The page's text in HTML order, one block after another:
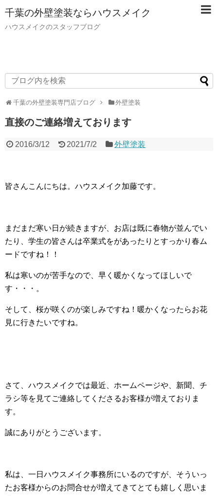
千葉の外壁塗装ならハウスメイク
ハウスメイクのスタッフブログ
千葉の外壁塗装専門店ブログ 外壁塗装
直接のご連絡増えております
2016/3/12 2021/7/2 外壁塗装
皆さんこんにちは。ハウスメイク加藤です。
まだまだ寒い日が続きますが、お店は既に春物が並んでい
たり、学生の皆さんは卒業式をがあったりとすっかり春ム
ードですね！！
私は寒いのが苦手なので、早く暖かくなってほしいで
す・・・。
そして、桜が咲くのが楽しみですね！暖かくなったらお花
見に行きたいですね。
さて、ハウスメイクでは最近、ホームページや、新聞、チ
ラシ等を見てご連絡してくださるお客様が増えておりま
す。
誠にありがとうございます。
私は、一日ハウスメイク事務所にいるのですが、そういっ
たお客様からのお問合せが増えてきてとても嬉しく思いま